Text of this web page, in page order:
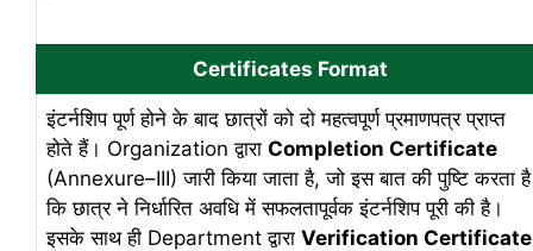
Certificates Format
इंटर्नशिप पूर्ण होने के बाद छात्रों को दो महत्वपूर्ण प्रमाणपत्र प्राप्त
होते हैं। Organization द्वारा Completion Certificate
(Annexure–III) जारी किया जाता है, जो इस बात की पुष्टि करता है
कि छात्र ने निर्धारित अवधि में सफलतापूर्वक इंटर्नशिप पूरी की है।
इसके साथ ही Department द्वारा Verification Certificate